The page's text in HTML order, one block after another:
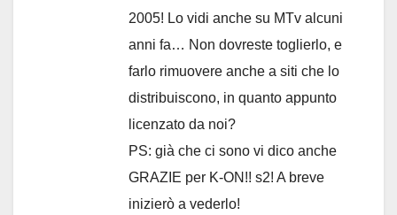
2005! Lo vidi anche su MTv alcuni
anni fa… Non dovreste toglierlo, e
farlo rimuovere anche a siti che lo
distribuiscono, in quanto appunto
licenzato da noi?
PS: già che ci sono vi dico anche
GRAZIE per K-ON!! s2! A breve
inizierò a vederlo!